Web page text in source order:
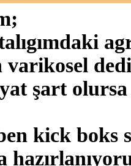
varikosel
şart
kick boks